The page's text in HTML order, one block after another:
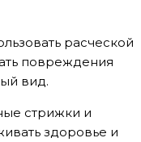
расческой
повреждения
вид.
стрижки и
здоровье и